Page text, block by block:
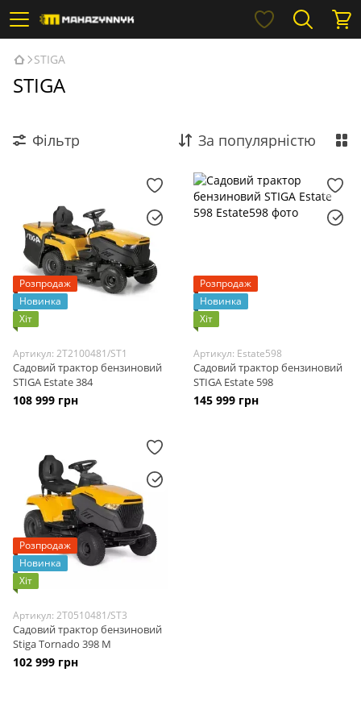
STIGA
STIGA
Фільтр За популярністю
Розпродаж
Новинка
Хіт
Артикул: 2T2100481/ST1
Садовий трактор бензиновий
STIGA Estate 384
108 999 грн
Розпродаж
Новинка
Хіт
Артикул: Estate598
Садовий трактор бензиновий
STIGA Estate 598
145 999 грн
Розпродаж
Новинка
Хіт
Артикул: 2T0510481/ST3
Садовий трактор бензиновий
Stiga Tornado 398 М
102 999 грн